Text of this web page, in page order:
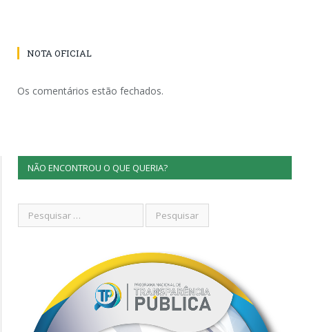
NOTA OFICIAL
Os comentários estão fechados.
NÃO ENCONTROU O QUE QUERIA?